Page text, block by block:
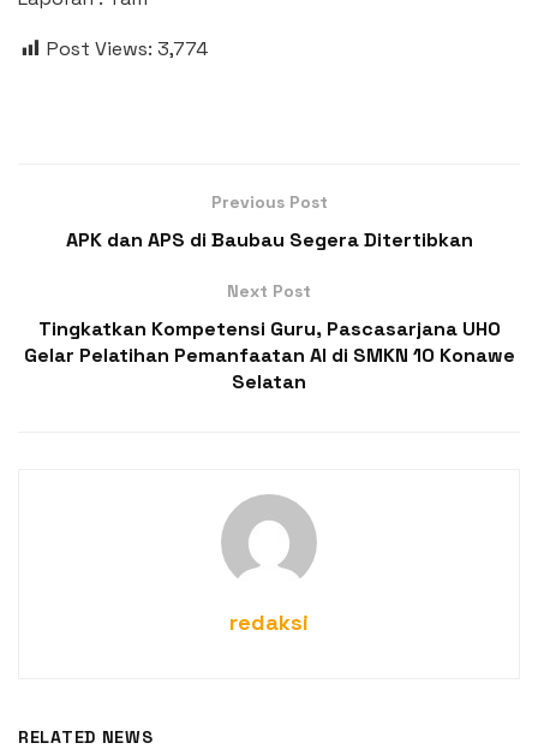
Post Views: 3,774
Previous Post
APK dan APS di Baubau Segera Ditertibkan
Next Post
Tingkatkan Kompetensi Guru, Pascasarjana UHO
Gelar Pelatihan Pemanfaatan AI di SMKN 10 Konawe
Selatan
redaksi
RELATED NEWS